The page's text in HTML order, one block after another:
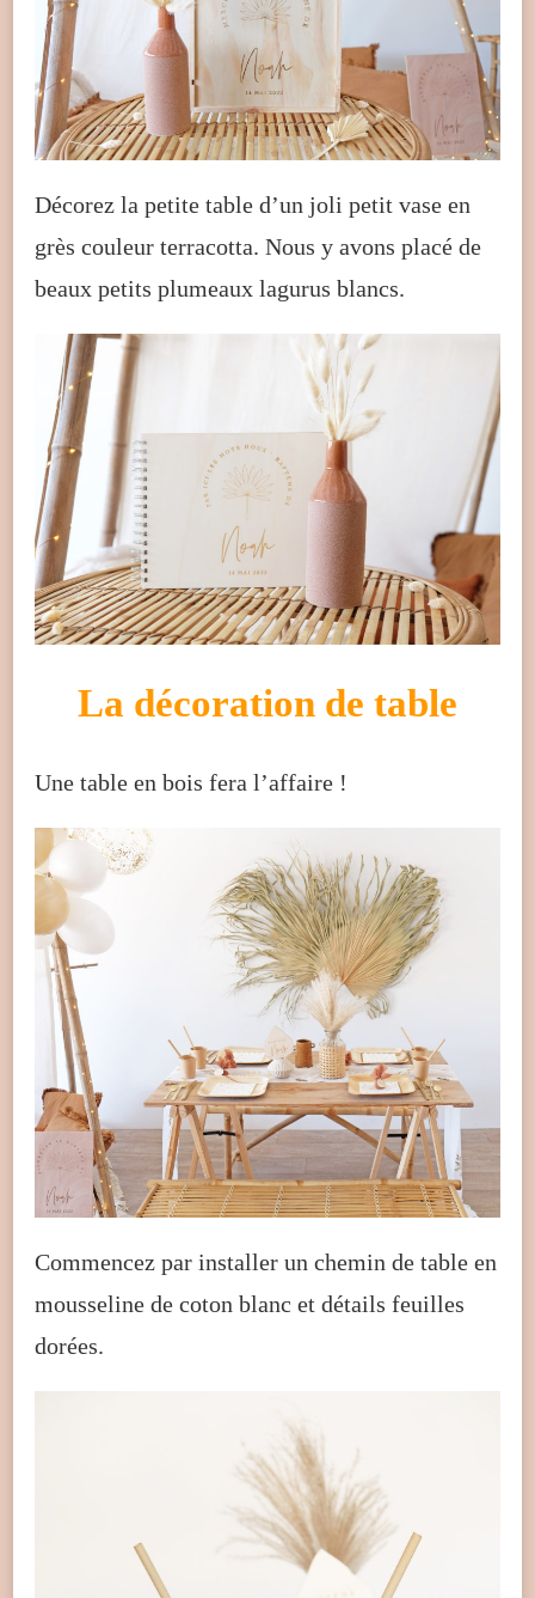
Décorez la petite table d’un joli petit vase en
grès couleur terracotta. Nous y avons placé de
beaux petits plumeaux lagurus blancs.
La décoration de table
Une table en bois fera l’affaire !
Commencez par installer un chemin de table en
mousseline de coton blanc et détails feuilles
dorées.